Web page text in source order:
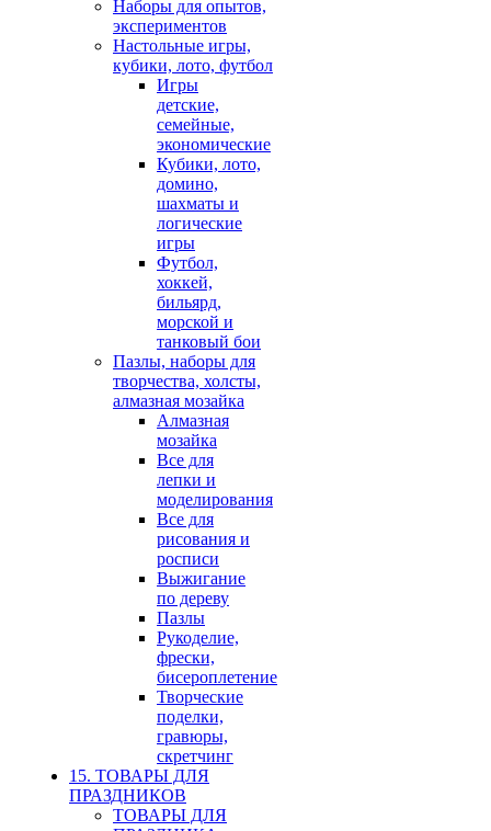
Наборы для опытов,
экспериментов
Настольные игры,
кубики, лото, футбол
Игры
детские,
семейные,
экономические
Кубики, лото,
домино,
шахматы и
логические
игры
Футбол,
хоккей,
бильярд,
морской и
танковый бои
Пазлы, наборы для
творчества, холсты,
алмазная мозайка
Алмазная
мозайка
Все для
лепки и
моделирования
Все для
рисования и
росписи
Выжигание
по дереву
Пазлы
Рукоделие,
фрески,
бисероплетение
Творческие
поделки,
гравюры,
скретчинг
15. ТОВАРЫ ДЛЯ
ПРАЗДНИКОВ
ТОВАРЫ ДЛЯ